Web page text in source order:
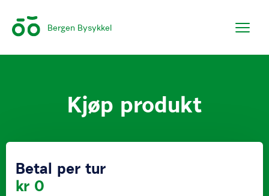
Bergen Bysykkel
Kjøp produkt
Betal per tur
kr 0